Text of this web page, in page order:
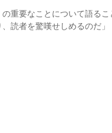
重要なことについて語る
読者を驚嘆せしめるのだ」